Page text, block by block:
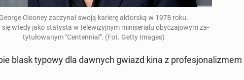
George Clooney za­czy­nał swoją karierę ak­tor­ską w 1978 roku.
się wtedy jako sta­ty­sta w te­le­wi­zyj­nym mi­ni­se­ria­lu oby­cza­jo­wym za­
ty­tu­ło­wa­nym "Cen­ten­nial". (Fot. Getty Images)
blask typowy dla dawnych gwiazd kina z